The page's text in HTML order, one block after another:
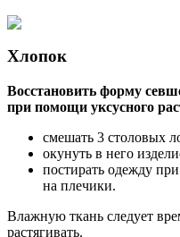
Хлопок
Восстановить форму
при помощи уксусного
смешать 3 столовых
окунуть в него
постирать одежду
на плечики.
Влажную ткань следует
растягивать.